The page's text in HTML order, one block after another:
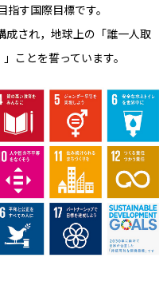
す国際目標です。
成され，地球上の「誰一人取
ことを誓っています。